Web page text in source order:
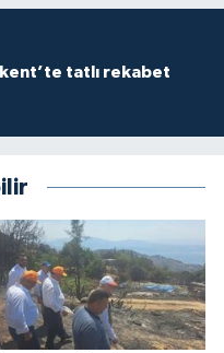
tatlı rekabet